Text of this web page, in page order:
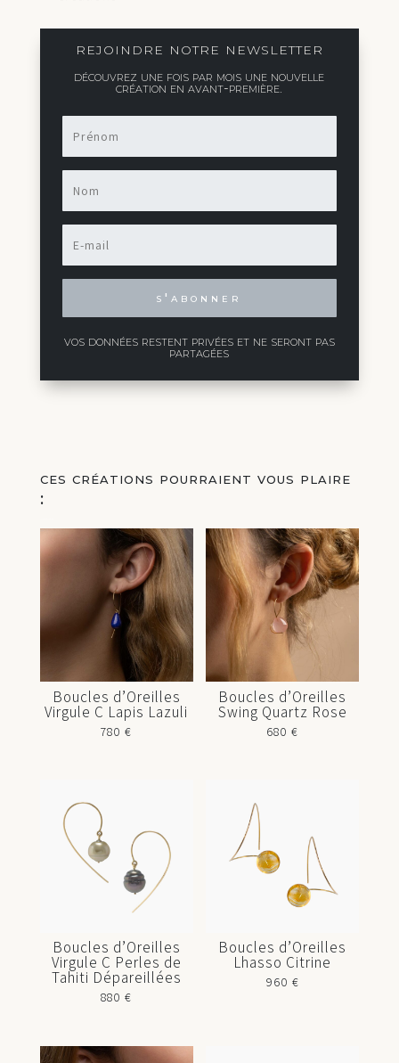
rejoindre notre newsletter
découvrez une fois par mois une nouvelle
création en avant-première.
s'abonner
vos données restent privées et ne seront pas
partagées
ces créations pourraient vous plaire
:
Boucles d’Oreilles
Virgule C Lapis Lazuli
780€
Boucles d’Oreilles
Swing Quartz Rose
680€
Boucles d’Oreilles
Virgule C Perles de
Tahiti Dépareillées
880€
Boucles d’Oreilles
Lhasso Citrine
960 €